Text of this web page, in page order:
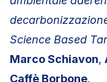
Science Based
Marco Schiavon,
Caffè Borbone.